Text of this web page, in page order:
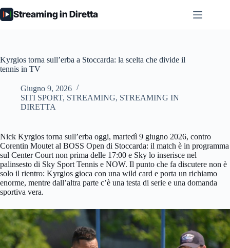
al
contenuto
Streaming in Diretta
Kyrgios torna sull’erba a Stoccarda: la scelta che divide il
tennis in TV
Giugno 9, 2026
SITI SPORT, STREAMING, STREAMING IN
DIRETTA
Nick Kyrgios torna sull’erba oggi, martedì 9 giugno 2026, contro
Corentin Moutet al BOSS Open di Stoccarda: il match è in programma
sul Center Court non prima delle 17:00 e Sky lo inserisce nel
palinsesto di Sky Sport Tennis e NOW. Il punto che fa discutere non è
solo il rientro: Kyrgios gioca con una wild card e porta un richiamo
enorme, mentre dall’altra parte c’è una testa di serie e una domanda
sportiva vera.